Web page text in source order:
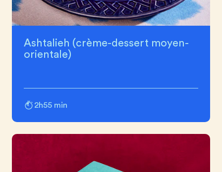
Ashtalieh (crème-dessert moyen-
orientale)
2h55 min